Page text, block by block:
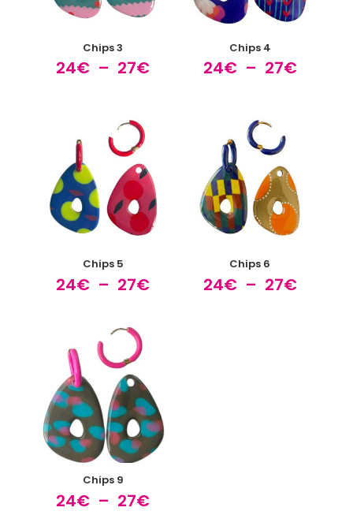
Chips 3
24€ – 27€Plage
27€
Chips 4
24€ – 27€Plage
Chips 5
24€ – 27€Plage
27€
Chips 6
24€ – 27€Plage
Chips 9
24€ – 27€Plage